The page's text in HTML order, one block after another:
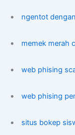
ngentot
memek merah
web phising
web phising
situs bokep